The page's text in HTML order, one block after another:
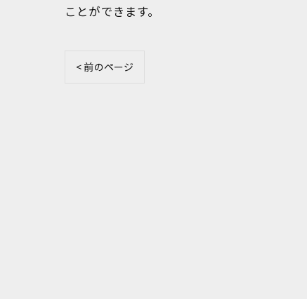
ことができます。
< 前のページ